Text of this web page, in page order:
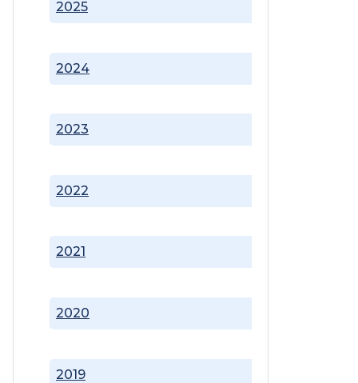
2019
2020
2021
2022
2023
2024
2025